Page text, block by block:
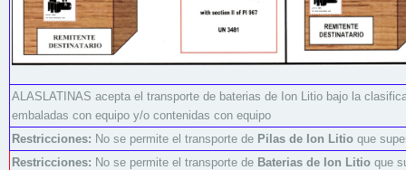
ALASLATINAS acepta el transporte de baterias de Ion Litio bajo la
embaladas con equipo y/o contenidas con equipo
Restricciones: No se permite el transporte de Pilas de Ion Litio que
Restricciones: No se permite el transporte de Baterias de Ion Litio que